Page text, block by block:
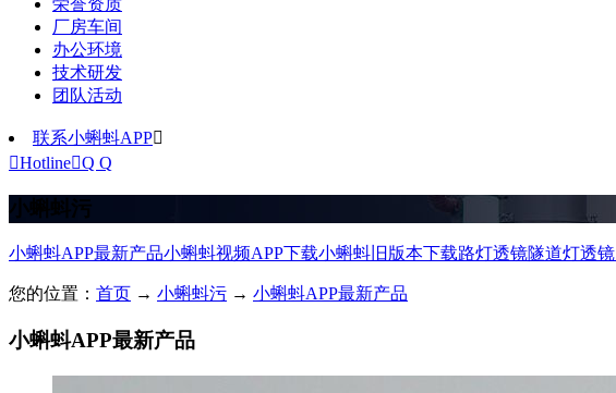
厂房车间
办公环境
技术研发
团队活动
联系小蝌蚪APP
HotlineQ Q
小蝌蚪污
小蝌蚪APP最新产品小蝌蚪视频APP下载小蝌蚪旧版本下载路灯透镜隧道灯透镜
您的位置： 首页 → 小蝌蚪污 → 小蝌蚪APP最新产品
小蝌蚪APP最新产品